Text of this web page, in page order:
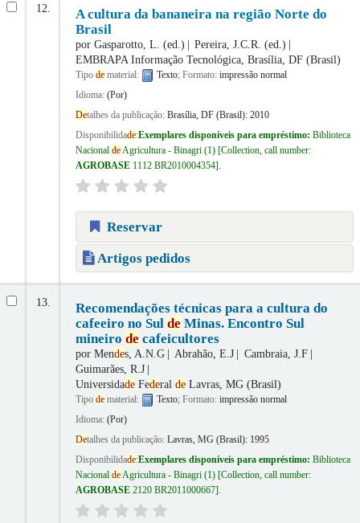
12.
A cultura da bananeira na região Norte do
Brasil
por Gasparotto, L. (ed.)
Pereira, J.C.R. (ed.)
EMBRAPA Informação Tecnológica, Brasília, DF (Brasil)
Tipo dematerial: Texto; Formato: impressão normal
Idioma: (Por)
Detalhes da publicação: Brasília, DF (Brasil): 2010
Disponibilidade:Exemplares disponíveis para empréstimo: Biblioteca
Nacional deAgricultura - Binagri(1) Collection, call number:
AGROBASE 1112 BR2010004354 .
Reservar
Artigos pedidos
13.
Recomendações técnicas para a cultura do
cafeeiro no Sul de Minas. Encontro Sul
mineiro de cafeicultores
por Mendes, A.N.G Abrahão, E.J
Cambraia, J.F
Guimarães, R.J
UniversidadeFederal deLavras, MG (Brasil)
Tipo dematerial: Texto; Formato: impressão normal
Idioma: (Por)
Detalhes da publicação: Lavras, MG (Brasil): 1995
Disponibilidade:Exemplares disponíveis para empréstimo: Biblioteca
Nacional deAgricultura - Binagri(1) Collection, call number:
AGROBASE 2120 BR2011000667 .